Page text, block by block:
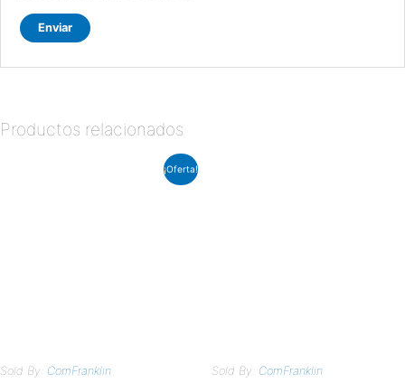
Productos relacionados
¡Oferta!
Sold By: ComFranklin Sold By: ComFranklin